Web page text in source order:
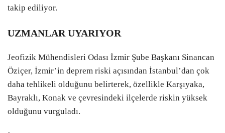
takip ediliyor.
UZMANLAR UYARIYOR
Jeofizik Mühendisleri Odası İzmir Şube Başkanı Sinancan
Öziçer, İzmir’in deprem riski açısından İstanbul’dan çok
daha tehlikeli olduğunu belirterek, özellikle Karşıyaka,
Bayraklı, Konak ve çevresindeki ilçelerde riskin yüksek
olduğunu vurguladı.